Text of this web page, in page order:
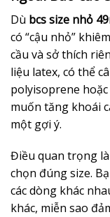
Dù bcs size nhỏ
có “cậu nhỏ”
cầu và sở thích
liệu latex, có thể
polyisoprene
muốn tăng khoái
một gợi ý.
Điều quan trọng
chọn đúng size.
các dòng khác
khác, miễn sao